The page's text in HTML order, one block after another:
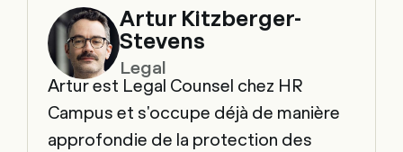
Artur Kitzberger-
Stevens
Legal
Artur est Legal Counsel chez HR
Campus et s'occupe déjà de manière
approfondie de la protection des